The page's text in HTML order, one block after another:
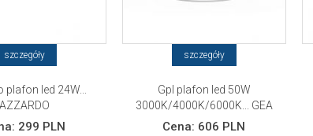
szczegóły
plafon led 24W...
AZZARDO
299 PLN
szczegóły
Gpl plafon led 50W
3000K/4000K/6000K... GEA
LUCE
Cena: 606 PLN